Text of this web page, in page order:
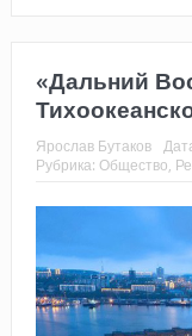
«Дальний
Ярослав Бутаков
Рубрика: Общество